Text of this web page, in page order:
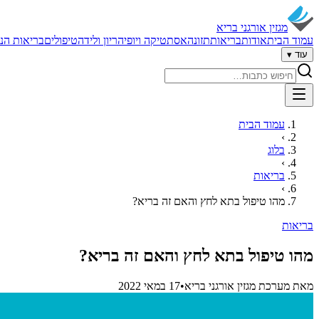
מגזין אורגני בריא
עמוד הביתאודותבריאותתזונהאסתטיקה ויופיהריון ולידהטיפוליםבריאות
עוד ▾
חיפוש באתר
עמוד הבית
›
בלוג
›
בריאות
›
מהו טיפול בתא לחץ והאם זה בריא?
בריאות
מהו טיפול בתא לחץ והאם זה בריא?
מאת מערכת מגזין אורגני בריא•17 במאי 2022